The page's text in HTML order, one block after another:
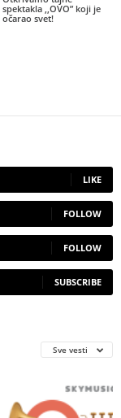
spektakla ,,OVO” koji je
očarao svet!
LIKE
FOLLOW
FOLLOW
SUBSCRIBE
Sve vesti